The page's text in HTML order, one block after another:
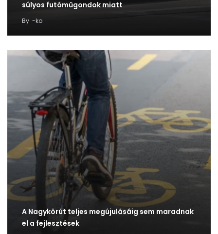
súlyos futóműgondok miatt
By -ko
A Nagykörút teljes megújulásáig sem maradnak
el a fejlesztések